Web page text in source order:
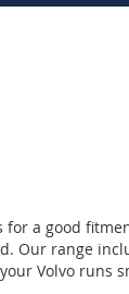
a good
Our range
Volvo runs